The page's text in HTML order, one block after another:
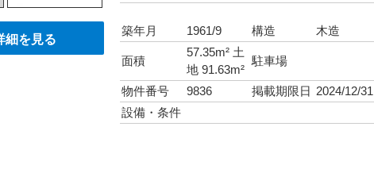
細を見る 築年月 1961/9 構造 木造
面積
57.35m² 土
地 91.63m²
駐車場
物件番号 9836 掲載期限日 2024/12/31
設備・条件